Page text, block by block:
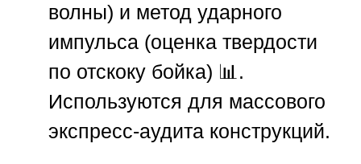
волны) и метод ударного
импульса (оценка твердости
по отскоку бойка) 📊.
Используются для массового
экспресс-аудита конструкций.